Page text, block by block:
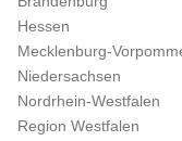
Hessen
Mecklenburg-
Niedersachsen
Nordrhein-Westfalen
Region Westfalen